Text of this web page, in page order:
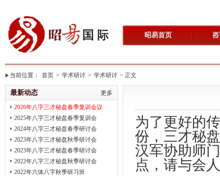
昭易首页
当前位置： 首页 > 学术研讨 > 学术研讨 > 正文
更多
最新动态
2026年八字三才秘盘春季复训会议
2025年八字三才秘盘春季复训会
2024年八字三才秘盘春季研讨会
2023年八字三才秘盘秋季研讨会
2023年八字三才秘盘春季研讨会
2022年八字三才秘盘秋季研讨会
2022年六体八字秋季研习班
为了更好的
份，三才秘
汉军协助师
点，请与会